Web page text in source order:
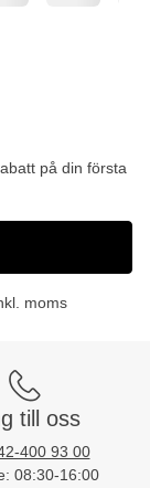
på din första
moms
till oss
400 93 00
08:30-16:00